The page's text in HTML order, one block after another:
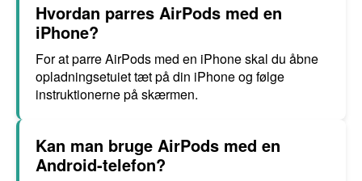
Hvordan parres AirPods med en
iPhone?
For at parre AirPods med en iPhone skal du åbne
opladningsetuiet tæt på din iPhone og følge
instruktionerne på skærmen.
Kan man bruge AirPods med en
Android-telefon?